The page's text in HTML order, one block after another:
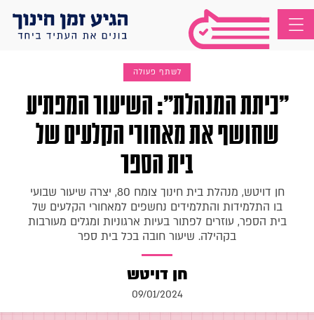
לשתף פעולה
"כיתת המנהלת": השיעור המפתיע
שחושף את מאחורי הקלעים של
בית הספר
חן דויטש, מנהלת בית חינוך צומח 80, יצרה שיעור שבועי
בו התלמידות והתלמידים נחשפים למאחורי הקלעים של
בית הספר, עוזרים לפתור בעיות ארגוניות ומגלים מעורבות
בקהילה. שיעור חובה בכל בית ספר
חן דויטש
09/01/2024